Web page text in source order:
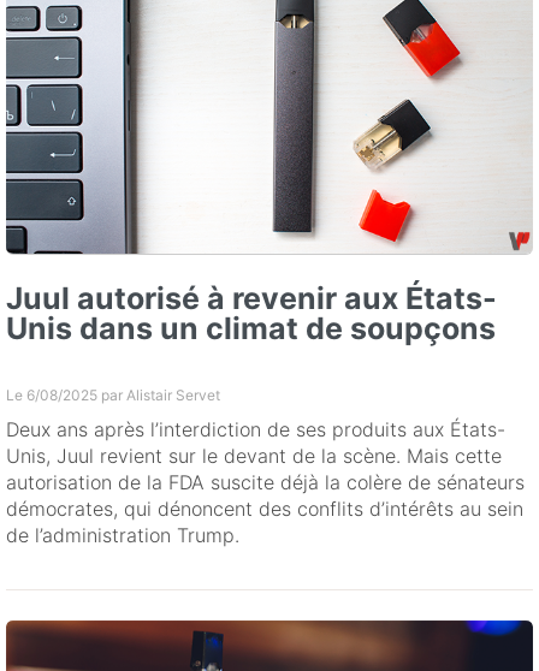
Juul autorisé à revenir aux États-
Unis dans un climat de soupçons
Le 6/08/2025 par Alistair Servet
Deux ans après l’interdiction de ses produits aux États-
Unis, Juul revient sur le devant de la scène. Mais cette
autorisation de la FDA suscite déjà la colère de sénateurs
démocrates, qui dénoncent des conflits d’intérêts au sein
de l’administration Trump.